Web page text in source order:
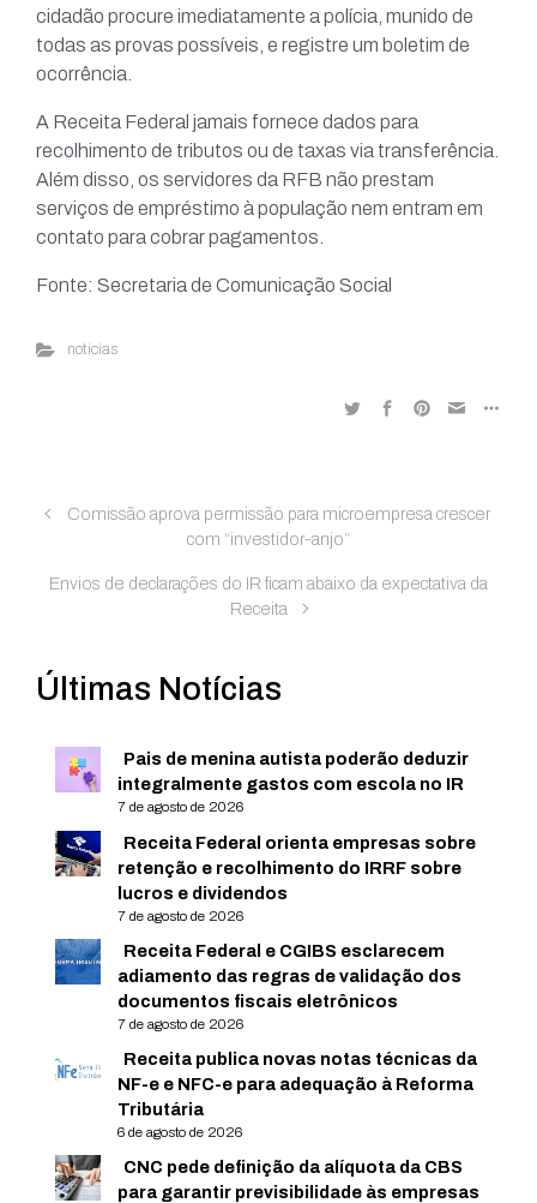
cidadão procure imediatamente a polícia, munido de
todas as provas possíveis, e registre um boletim de
ocorrência.
A Receita Federal jamais fornece dados para
recolhimento de tributos ou de taxas via transferência.
Além disso, os servidores da RFB não prestam
serviços de empréstimo à população nem entram em
contato para cobrar pagamentos.
Fonte: Secretaria de Comunicação Social
noticias
Comissão aprova permissão para microempresa crescer
com “investidor-anjo”
Envios de declarações do IR ficam abaixo da expectativa da
Receita
Últimas Notícias
Pais de menina autista poderão deduzir
integralmente gastos com escola no IR
7 de agosto de 2026
Receita Federal orienta empresas sobre
retenção e recolhimento do IRRF sobre
lucros e dividendos
7 de agosto de 2026
Receita Federal e CGIBS esclarecem
adiamento das regras de validação dos
documentos fiscais eletrônicos
7 de agosto de 2026
Receita publica novas notas técnicas da
NF-e e NFC-e para adequação à Reforma
Tributária
6 de agosto de 2026
CNC pede definição da alíquota da CBS
para garantir previsibilidade às empresas